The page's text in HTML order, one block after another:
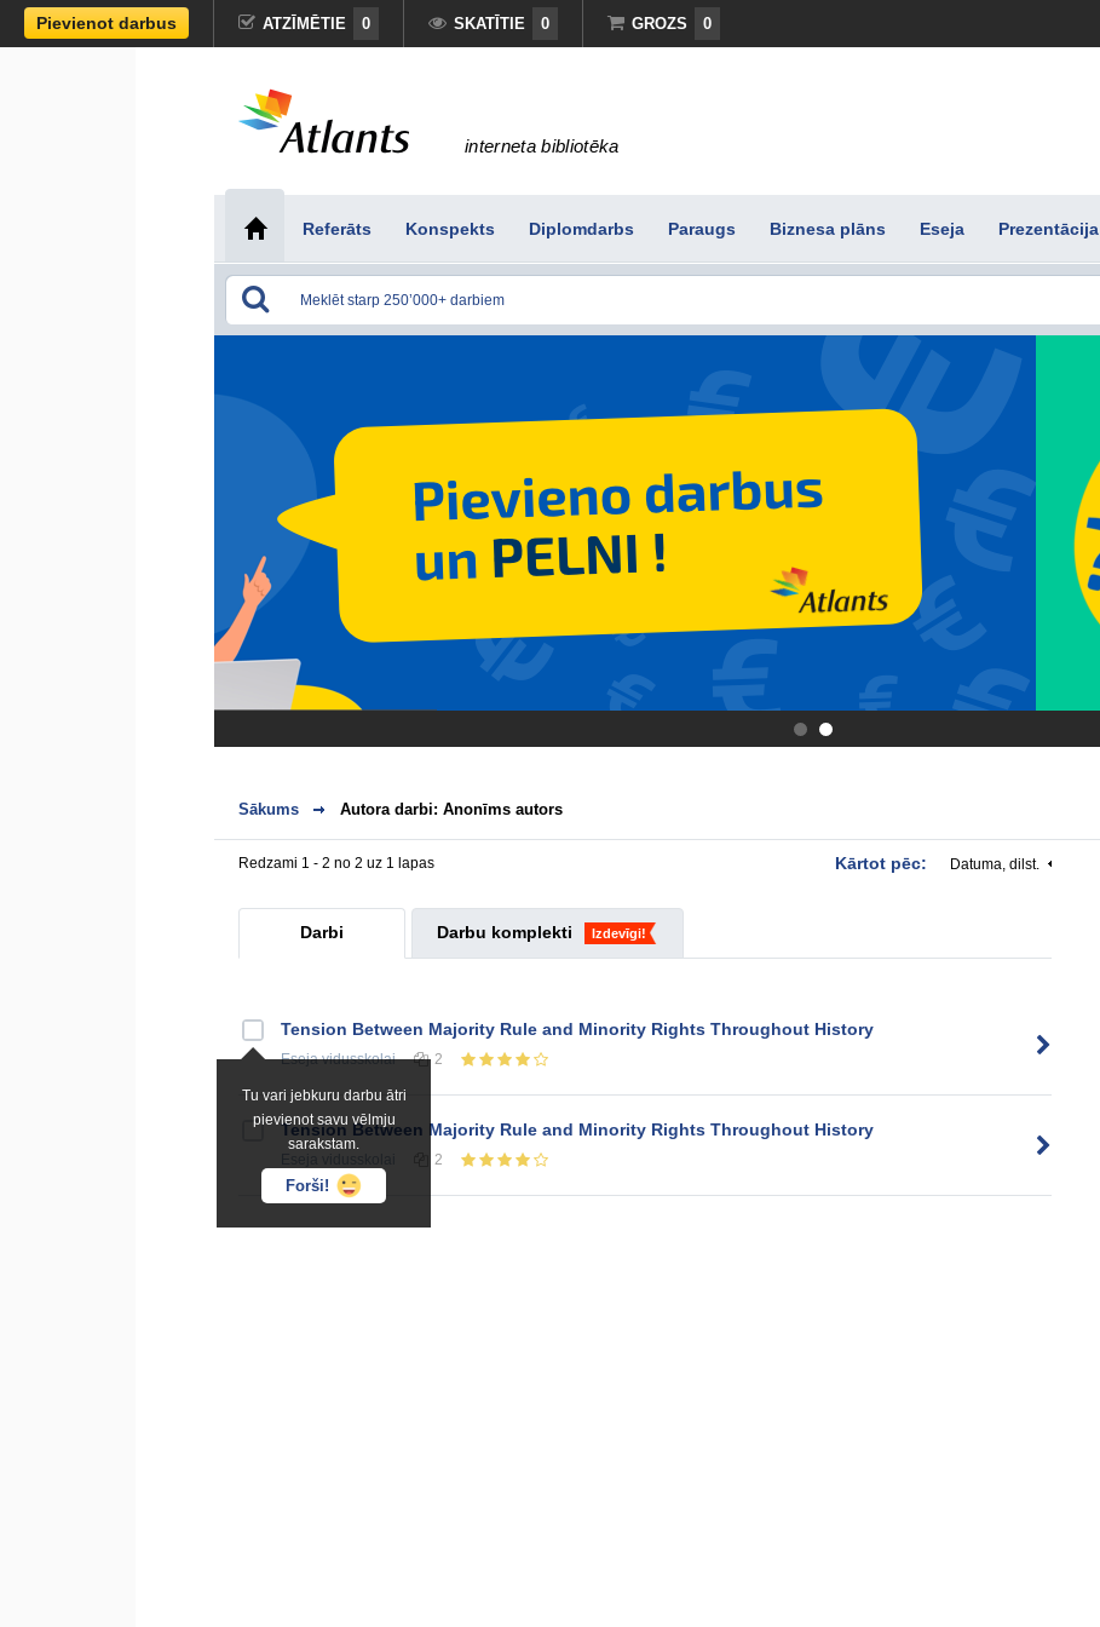
Pievienot darbus ATZĪMĒTIE 0 SKATĪTIE 0 GROZS 0
interneta bibliotēka
Referāts Konspekts Diplomdarbs Paraugs Biznesa plāns Eseja Prezentācija
.
Sākums Autora darbi: Anonīms autors
Redzami 1 - 2 no 2 uz 1 lapas Kārtot pēc: Datuma, dilst.
Darbi Darbu komplekti Izdevīgi!
Tu vari jebkuru darbu ātri
pievienot savu vēlmju
sarakstam.
Forši!
Tension Between Majority Rule and Minority Rights Throughout History
Esejavidusskolai 2
Tension Between Majority Rule and Minority Rights Throughout History
2